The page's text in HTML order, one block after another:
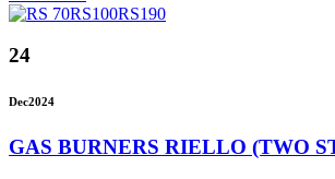
24
Dec2024
GAS BURNERS RIELLO (TWO